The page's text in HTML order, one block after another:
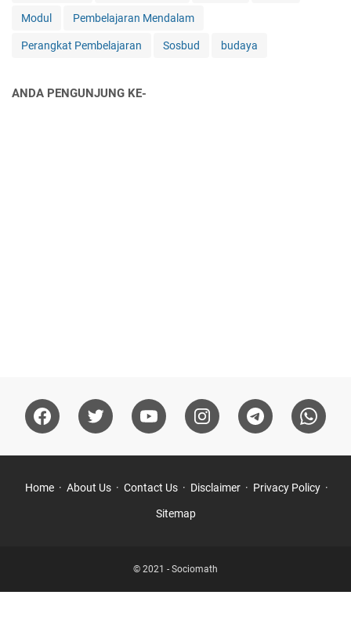
t
Modul Pembelajaran Mendalam
Perangkat Pembelajaran Sosbud budaya
ANDA PENGUNJUNG KE-
Home About Us Contact Us Disclaimer Privacy Policy
Sitemap
© 2021 - Sociomath